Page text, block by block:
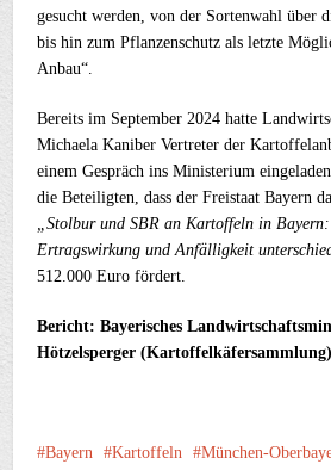
gesucht werden, von der Sortenwahl über
bis hin zum Pflanzenschutz als letzte
Anbau“.
Bereits im September 2024 hatte
Michaela Kaniber Vertreter der
einem Gespräch ins Ministerium
die Beteiligten, dass der Freistaat Bayern
„Stolbur und SBR an Kartoffeln in
Ertragswirkung und Anfälligkeit
512.000 Euro fördert.
Bericht: Bayerisches
Hötzelsperger (Kartoffelkäfersammlung)
Bayern Kartoffeln München-